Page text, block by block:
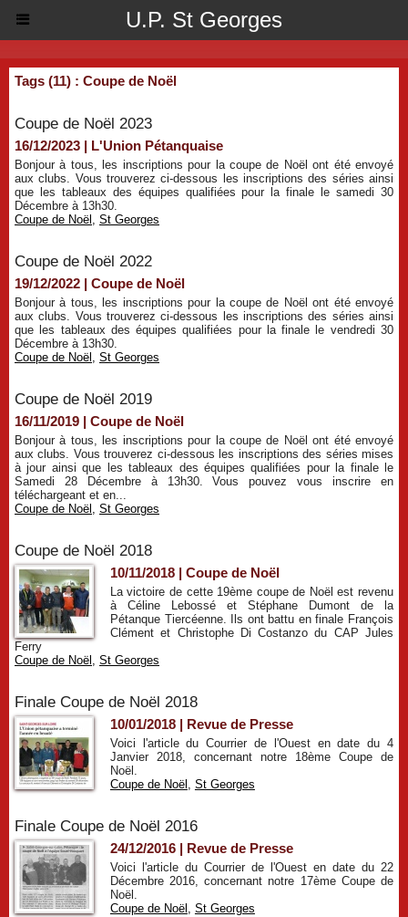
U.P. St Georges
Tags (11) : Coupe de Noël
Coupe de Noël 2023
16/12/2023 | L'Union Pétanquaise
Bonjour à tous, les inscriptions pour la coupe de Noël ont été envoyé
aux clubs. Vous trouverez ci-dessous les inscriptions des séries ainsi
que les tableaux des équipes qualifiées pour la finale le samedi 30
Décembre à 13h30.
Coupe de Noël , St Georges
Coupe de Noël 2022
19/12/2022 | Coupe de Noël
Bonjour à tous, les inscriptions pour la coupe de Noël ont été envoyé
aux clubs. Vous trouverez ci-dessous les inscriptions des séries ainsi
que les tableaux des équipes qualifiées pour la finale le vendredi 30
Décembre à 13h30.
Coupe de Noël , St Georges
Coupe de Noël 2019
16/11/2019 | Coupe de Noël
Bonjour à tous, les inscriptions pour la coupe de Noël ont été envoyé
aux clubs. Vous trouverez ci-dessous les inscriptions des séries mises
à jour ainsi que les tableaux des équipes qualifiées pour la finale le
Samedi 28 Décembre à 13h30. Vous pouvez vous inscrire en
téléchargeant et en...
Coupe de Noël , St Georges
Coupe de Noël 2018
10/11/2018| Coupe de Noël
La victoire de cette 19ème coupe de Noël est revenu
à Céline Lebossé et Stéphane Dumont de la
Pétanque Tiercéenne. Ils ont battu en finale François
Clément et Christophe Di Costanzo du CAP Jules
Ferry
Coupe de Noël , St Georges
Finale Coupe de Noël 2018
10/01/2018| Revue de Presse
Voici l'article du Courrier de l'Ouest en date du 4
Janvier 2018, concernant notre 18ème Coupe de
Noël.
Coupe de Noël , St Georges
Finale Coupe de Noël 2016
24/12/2016| Revue de Presse
Voici l'article du Courrier de l'Ouest en date du 22
Décembre 2016, concernant notre 17ème Coupe de
Noël.
Coupe de Noël , St Georges